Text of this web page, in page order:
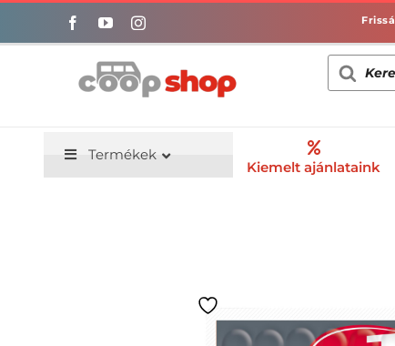
Products
search
Termékek
Kiemelt ajánlataink